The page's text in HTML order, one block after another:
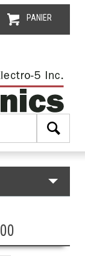
PANIER